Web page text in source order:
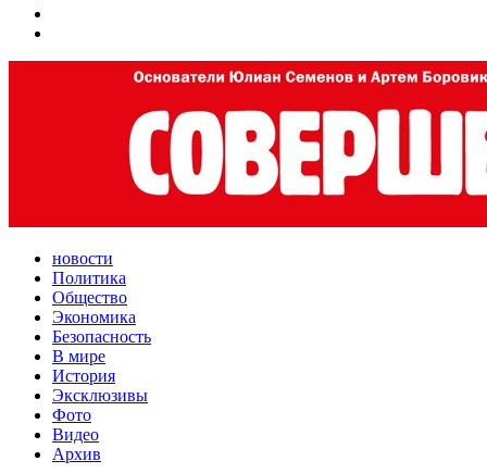
новости
Политика
Общество
Экономика
Безопасность
В мире
История
Эксклюзивы
Фото
Видео
Архив